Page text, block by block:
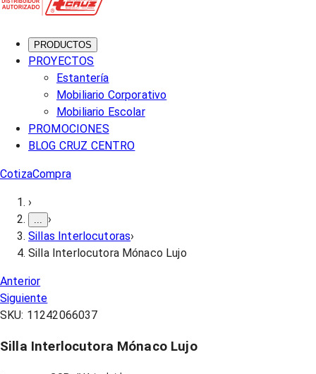
PRODUCTOS
PROYECTOS
Estantería
Mobiliario Corporativo
Mobiliario Escolar
PROMOCIONES
BLOG CRUZ CENTRO
CotizaCompra
›
›
Sillas Interlocutoras›
Silla Interlocutora Mónaco Lujo
Anterior
Siguiente
SKU: 11242066037
Silla Interlocutora Mónaco Lujo